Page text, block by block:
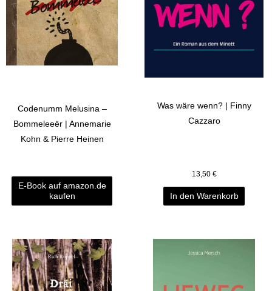
Codenumm Melusina –
Bommeleeër | Annemarie
Kohn & Pierre Heinen
E-Book auf amazon.de
kaufen
Was wäre wenn? | Finny
Cazzaro
13,50 €
In den Warenkorb